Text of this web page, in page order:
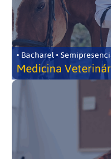
• Bacharel •
Medicina